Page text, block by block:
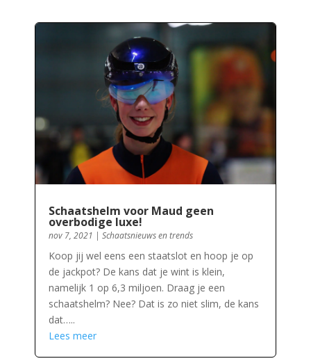
Schaatshelm voor Maud geen
overbodige luxe!
nov 7, 2021 | Schaatsnieuws en trends
Koop jij wel eens een staatslot en hoop je op
de jackpot? De kans dat je wint is klein,
namelijk 1 op 6,3 miljoen. Draag je een
schaatshelm? Nee? Dat is zo niet slim, de kans
dat…..
Lees meer